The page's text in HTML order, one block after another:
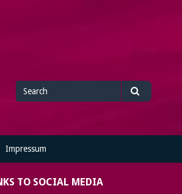
Search
for
Impressum
TO SOCIAL MEDIA